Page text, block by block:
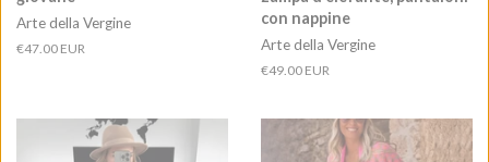
Arte della Vergine
Prezzo
€47.00 EUR
con nappine
Arte della Vergine
Prezzo
€49.00 EUR